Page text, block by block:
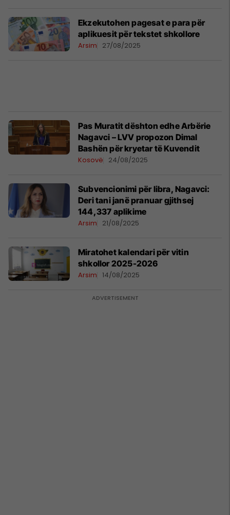
Ekzekutohen pagesat e para për
aplikuesit për tekstet shkollore
Arsim 27/08/2025
Pas Muratit dështon edhe Arbërie
Nagavci – LVV propozon Dimal
Bashën për kryetar të Kuvendit
Kosovë 24/08/2025
Subvencionimi për libra, Nagavci:
Deri tani janë pranuar gjithsej
144,337 aplikime
Arsim 21/08/2025
Miratohet kalendari për vitin
shkollor 2025-2026
Arsim 14/08/2025